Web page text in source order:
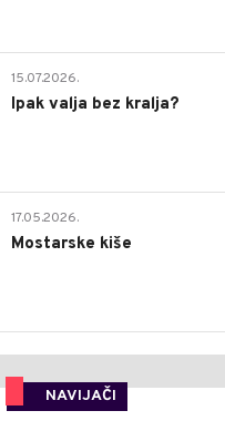
15.07.2026.
Ipak valja bez kralja?
17.05.2026.
Mostarske kiše
NAVIJAČI